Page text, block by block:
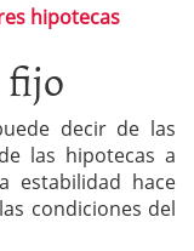
hipotecas
fijo
decir de las
las hipotecas a
estabilidad hace
condiciones del